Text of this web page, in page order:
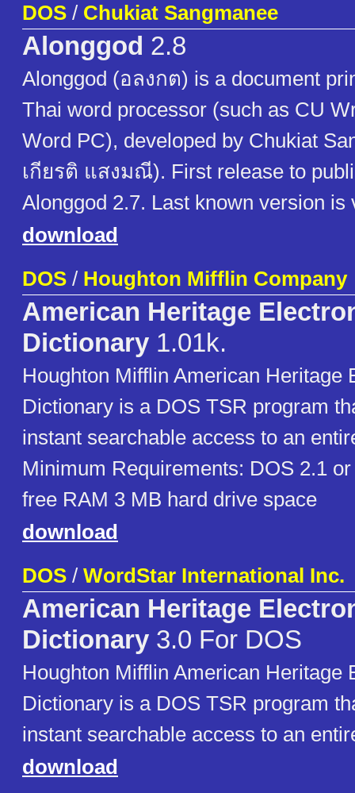
DOS / Chukiat Sangmanee
Alonggod 2.8
Alonggod (อลงกต) is a document
Thai word processor (such as CU
Word PC), developed by Chukiat
เกียรติ แสงมณี). First release to
Alonggod 2.7. Last known version is
download
DOS / Houghton Mifflin Company
American Heritage
Dictionary 1.01k.
Houghton Mifflin American Heritage
Dictionary is a DOS TSR program
instant searchable access to an
Minimum Requirements: DOS 2.1
free RAM 3 MB hard drive space
download
DOS / WordStar International Inc.
American Heritage
Dictionary 3.0 For DOS
Houghton Mifflin American Heritage
Dictionary is a DOS TSR program
instant searchable access to an
download